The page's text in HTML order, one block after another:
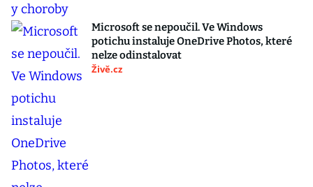
Microsoft se nepoučil. Ve Windows
potichu instaluje OneDrive Photos, které
nelze odinstalovat
Živě.cz